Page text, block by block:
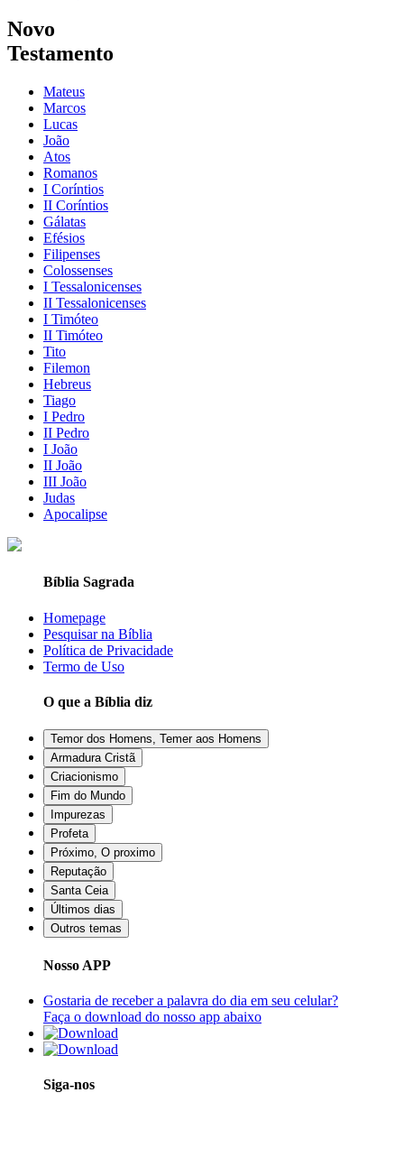
Novo
Testamento
Mateus
Marcos
Lucas
João
Atos
Romanos
I Coríntios
II Coríntios
Gálatas
Efésios
Filipenses
Colossenses
I Tessalonicenses
II Tessalonicenses
I Timóteo
II Timóteo
Tito
Filemon
Hebreus
Tiago
I Pedro
II Pedro
I João
II João
III João
Judas
Apocalipse
Bíblia Sagrada
Homepage
Pesquisar na Bíblia
Política de Privacidade
Termo de Uso
O que a Bíblia diz
Temor dos Homens, Temer aos Homens
Armadura Cristã
Criacionismo
Fim do Mundo
Impurezas
Profeta
Próximo, O proximo
Reputação
Santa Ceia
Últimos dias
Outros temas
Nosso APP
Gostaria de receber a palavra do dia em seu celular?
Faça o download do nosso app abaixo
Siga-nos